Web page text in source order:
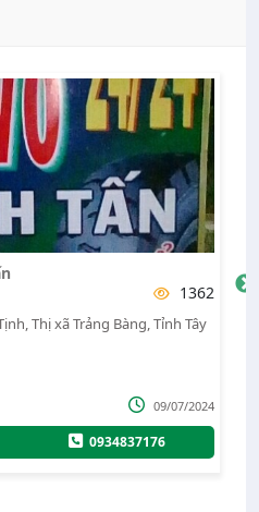
Duy Thanh
3, Thành phố Tây Ninh, Tỉnh Tây